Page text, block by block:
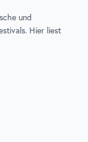
und
Hier liest